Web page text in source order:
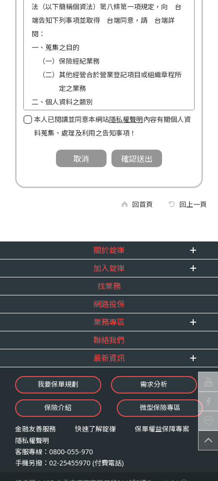
法（以下簡稱個資法）第八條第一項規定，向 台
端告知下列事項並取得 台端同意，請 台端詳
閱：
一、蒐集之目的
（一）保險經紀業務
（二）其他經營合於營業登記項目或組織章程所
定之業務
二、個人資料之類別
（一）姓名
（二）性別
三、個人資料利用之期間、地區、對象及方式
（一）期間：蒐集之目的存續期間及依法令規定
（四）方式：自動化機器或其他非自動化之方
四、當事人依個資法第三條規定得行使之權利及方
（一）當事人得行使之權利
台端就錠嵂公司向 台端所蒐集之個人資
料，得向錠嵂公司行使下列權利，除法令
另有規定或履行契約所必要外，錠嵂公司
查詢或請求閱覽。
請求製給複製本。
請求補充或更正。
請求停止蒐集、處理或利用。
請求刪除。
（二）當事人行使權利之方式
台端如欲行使上述權利時，得以書面方式
向錠嵂公司申請，申請書面送達地址：台
本人已閱讀並同意本網站隱私權聲明內容有關個人資
料蒐集、處理及利用之告知事項！
回首頁 回上一頁
關於錠嵂
企業資訊
重要事跡
得獎紀錄
服務宣言
合作夥伴
加入錠嵂
內勤招聘
精英招募
年度增員計畫
找業務
網路投保
業務專區
E 線資源網
聯絡我們
最新資訊
最新消息
錠嵂焦點
影音頻道
業務資源分享
我要保單規劃 需求分析
保險介紹 微型保險專區
金融友善服務 快速了解錠嵂
保單權益保障專案
隱私權聲明
客服專線：0800-055-970
手機另撥：02-25455970 (付費電話)